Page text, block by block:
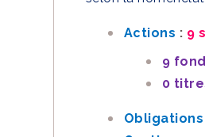
Actions : 9
9
0
Obligations